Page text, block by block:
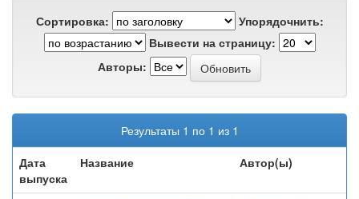
Сортировка:
Упорядочнить:
Вывести на страницу:
Авторы:
Результаты 1 по 1 из 1
Дата
выпуска
Название Автор(ы)